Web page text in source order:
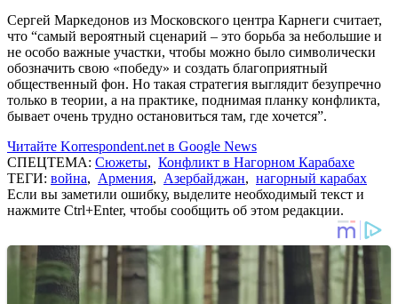
Сергей Маркедонов из Московского центра Карнеги считает,
что “cамый вероятный сценарий – это борьба за небольшие и
не особо важные участки, чтобы можно было символически
обозначить свою «победу» и создать благоприятный
общественный фон. Но такая стратегия выглядит безупречно
только в теории, а на практике, поднимая планку конфликта,
бывает очень трудно остановиться там, где хочется”.
Читайте Korrespondent.net в Google News
СПЕЦТЕМА: Сюжеты, Конфликт в Нагорном Карабахе
ТЕГИ: война, Армения, Азербайджан, нагорный карабах
Если вы заметили ошибку, выделите необходимый текст и
нажмите Ctrl+Enter, чтобы сообщить об этом редакции.